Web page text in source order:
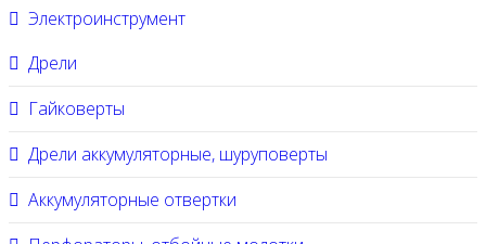
Электроинструмент
Дрели
Гайковерты
Дрели аккумуляторные, шуруповерты
Аккумуляторные отвертки